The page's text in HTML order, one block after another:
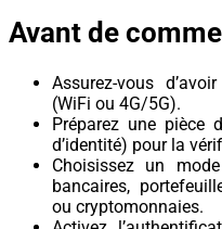
Avant de
Assurez-vous
(WiFi ou 4G/5G).
Préparez une pièce
d’identité) pour la
Choisissez un
bancaires,
ou cryptomonnaies.